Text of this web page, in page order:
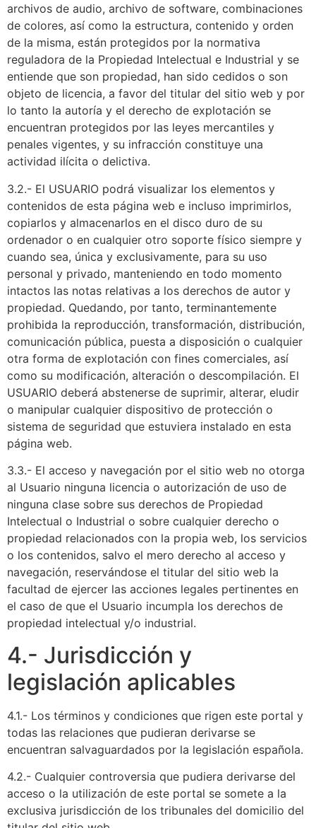
archivos de audio, archivo de software, combinaciones
de colores, así como la estructura, contenido y orden
de la misma, están protegidos por la normativa
reguladora de la Propiedad Intelectual e Industrial y se
entiende que son propiedad, han sido cedidos o son
objeto de licencia, a favor del titular del sitio web y por
lo tanto la autoría y el derecho de explotación se
encuentran protegidos por las leyes mercantiles y
penales vigentes, y su infracción constituye una
actividad ilícita o delictiva.
3.2.- El USUARIO podrá visualizar los elementos y
contenidos de esta página web e incluso imprimirlos,
copiarlos y almacenarlos en el disco duro de su
ordenador o en cualquier otro soporte físico siempre y
cuando sea, única y exclusivamente, para su uso
personal y privado, manteniendo en todo momento
intactos las notas relativas a los derechos de autor y
propiedad. Quedando, por tanto, terminantemente
prohibida la reproducción, transformación, distribución,
comunicación pública, puesta a disposición o cualquier
otra forma de explotación con fines comerciales, así
como su modificación, alteración o descompilación. El
USUARIO deberá abstenerse de suprimir, alterar, eludir
o manipular cualquier dispositivo de protección o
sistema de seguridad que estuviera instalado en esta
página web.
3.3.- El acceso y navegación por el sitio web no otorga
al Usuario ninguna licencia o autorización de uso de
ninguna clase sobre sus derechos de Propiedad
Intelectual o Industrial o sobre cualquier derecho o
propiedad relacionados con la propia web, los servicios
o los contenidos, salvo el mero derecho al acceso y
navegación, reservándose el titular del sitio web la
facultad de ejercer las acciones legales pertinentes en
el caso de que el Usuario incumpla los derechos de
propiedad intelectual y/o industrial.
4.- Jurisdicción y
legislación aplicables
4.1.- Los términos y condiciones que rigen este portal y
todas las relaciones que pudieran derivarse se
encuentran salvaguardados por la legislación española.
4.2.- Cualquier controversia que pudiera derivarse del
acceso o la utilización de este portal se somete a la
exclusiva jurisdicción de los tribunales del domicilio del